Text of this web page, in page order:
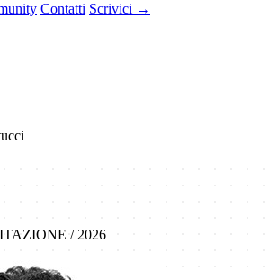
Contatti Scrivici →
/ 2026